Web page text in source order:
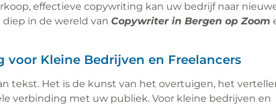
effectieve copywriting kan uw bedrijf naar
in de wereld van Copywriter in Bergen op Zoom
Kleine Bedrijven en Freelancers
tekst. Het is de kunst van het overtuigen, het
verbinding met uw publiek. Voor kleine bedrijven en